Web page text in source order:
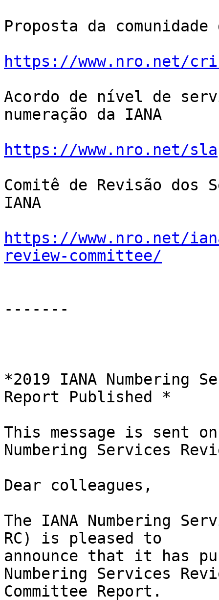
Proposta da
https://www.nro.net/
Acordo de nível de
numeração da IANA
https://www.nro.net/sla
Comitê de Revisão dos
IANA
https://www.nro.net/
review-committee/
-------
*2019 IANA Numbering
Report Published *
This message is sent
Numbering Services
Dear colleagues,
The IANA Numbering
RC) is pleased to
announce that it has
Numbering Services
Committee Report.